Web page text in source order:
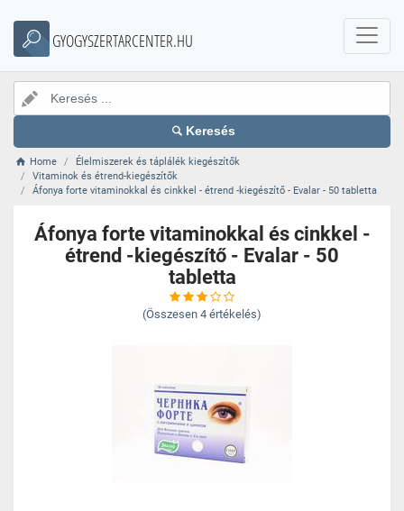
GYOGYSZERTARCENTER.HU
Keresés
Home
Élelmiszerek és táplálék kiegészítők
Vitaminok és étrend-kiegészítők
Áfonya forte vitaminokkal és cinkkel - étrend -kiegészítő - Evalar - 50 tabletta
Áfonya forte vitaminokkal és cinkkel -
étrend -kiegészítő - Evalar - 50
tabletta
(Összesen 4 értékelés)